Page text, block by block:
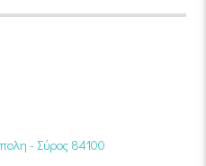
- Σύρος 84100